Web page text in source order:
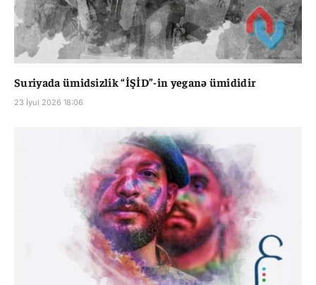
Suriyada ümidsizlik “İŞİD”-in yeganə ümididir
23 İyul 2026 18:06